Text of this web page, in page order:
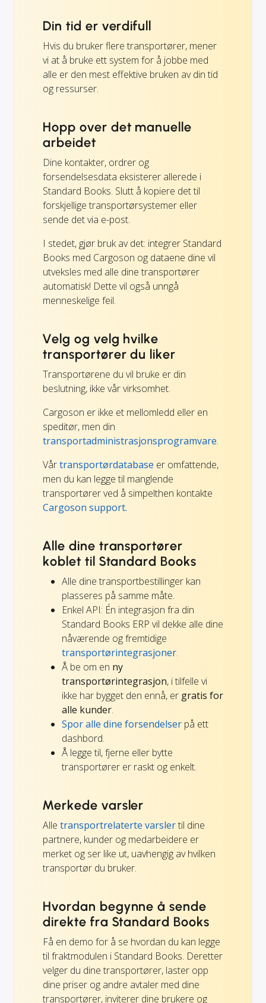
Din tid er verdifull
Hvis du bruker flere transportører, mener
vi at å bruke ett system for å jobbe med
alle er den mest effektive bruken av din tid
og ressurser.
Hopp over det manuelle
arbeidet
Dine kontakter, ordrer og
forsendelsesdata eksisterer allerede i
Standard Books. Slutt å kopiere det til
forskjellige transportørsystemer eller
sende det via e-post.
I stedet, gjør bruk av det: integrer Standard
Books med Cargoson og dataene dine vil
utveksles med alle dine transportører
automatisk! Dette vil også unngå
menneskelige feil.
Velg og velg hvilke
transportører du liker
Transportørene du vil bruke er din
beslutning, ikke vår virksomhet.
Cargoson er ikke et mellomledd eller en
speditør, men din
transportadministrasjonsprogramvare.
Vårtransportørdatabase er omfattende,
men du kan legge til manglende
transportører ved å simpelthen kontakte
Cargoson support.
Alle dine transportører
koblet til Standard Books
Alle dine transportbestillinger kan
plasseres på samme måte.
Enkel API: Én integrasjon fra din
Standard Books ERP vil dekke alle dine
nåværende og fremtidige
transportørintegrasjoner.
Å be om en ny
transportørintegrasjon, i tilfelle vi
ikke har bygget den ennå, er gratis for
alle kunder.
Spor alle dine forsendelser på ett
dashbord.
Å legge til, fjerne eller bytte
transportører er raskt og enkelt.
Merkede varsler
Alle transportrelaterte varslertil dine
partnere, kunder og medarbeidere er
merket og ser like ut, uavhengig av hvilken
transportør du bruker.
Hvordan begynne å sende
direkte fra Standard Books
Få en demo for å se hvordan du kan legge
til fraktmodulen i Standard Books. Deretter
velger du dine transportører, laster opp
dine priser og andre avtaler med dine
transportører, inviterer dine brukere og